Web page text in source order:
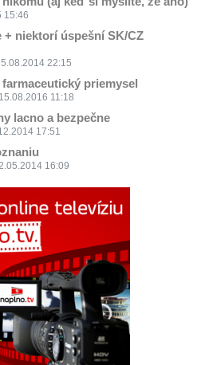
15:46
+ niektorí úspešní SK/CZ
22:15
priemysel
11:18
lacno a bezpečne
17:51
16:09